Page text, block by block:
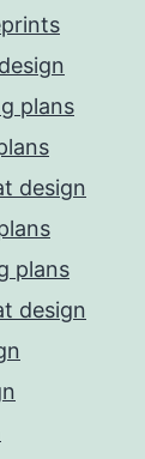
plans
design
plans
design